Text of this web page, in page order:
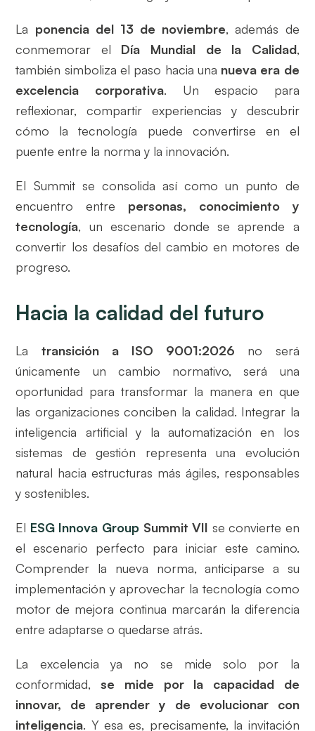
La ponencia del 13 de noviembre, además de
conmemorar el Día Mundial de la Calidad,
también simboliza el paso hacia una nueva era de
excelencia corporativa. Un espacio para
reflexionar, compartir experiencias y descubrir
cómo la tecnología puede convertirse en el
puente entre la norma y la innovación.
El Summit se consolida así como un punto de
encuentro entre personas, conocimiento y
tecnología, un escenario donde se aprende a
convertir los desafíos del cambio en motores de
progreso.
Hacia la calidad del futuro
La transición a ISO 9001:2026 no será
únicamente un cambio normativo, será una
oportunidad para transformar la manera en que
las organizaciones conciben la calidad. Integrar la
inteligencia artificial y la automatización en los
sistemas de gestión representa una evolución
natural hacia estructuras más ágiles, responsables
y sostenibles.
El ESG Innova GroupSummit VII se convierte en
el escenario perfecto para iniciar este camino.
Comprender la nueva norma, anticiparse a su
implementación y aprovechar la tecnología como
motor de mejora continua marcarán la diferencia
entre adaptarse o quedarse atrás.
La excelencia ya no se mide solo por la
conformidad,se mide por la capacidad de
innovar, de aprender y de evolucionar con
inteligencia. Y esa es, precisamente, la invitación